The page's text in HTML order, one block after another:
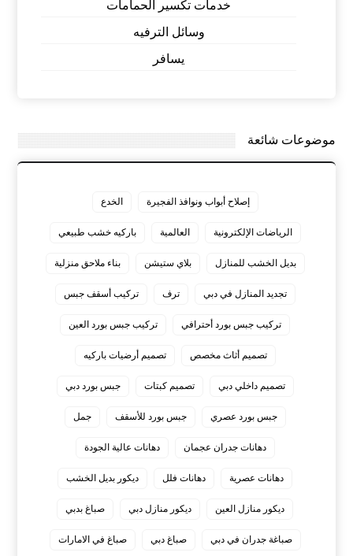
خدمات تكسير الحمامات
وسائل الترفيه
يسافر
موضوعات شائعة
إصلاح أبواب ونوافذ الفجيرة الخدع
الرياضات الإلكترونية العالمية باركيه خشب طبيعي
بديل الخشب للمنازل بلاي ستيشن بناء ملاحق منزلية
تجديد المنازل في دبي ترف تركيب أسقف جبس
تركيب جبس بورد أحترافي تركيب جبس بورد العين
تصميم أثاث مخصص تصميم أرضيات باركيه
تصميم داخلي دبي تصميم كبتات جبس بورد دبي
جبس بورد عصري جبس بورد للأسقف جمل
دهانات جدران عجمان دهانات عالية الجودة
دهانات عصرية دهانات فلل ديكور بديل الخشب
ديكور منازل العين ديكور منازل دبي صباغ بدبي
صباغة جدران في دبي صباغ دبي صباغ في الامارات